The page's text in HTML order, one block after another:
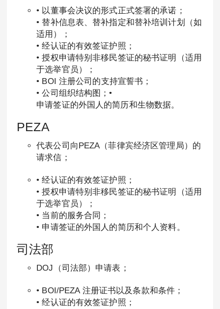
• 以董事会决议的形式正式签署的承诺；
• 替补信息表、替补指定和替补培训计划（如
适用）；
• 经认证的有效签证护照；
• 授权申请特别非移民签证的秘书证明（适用
于选举官员）；
• BOI 注册公司的支持宣誓书；
• 公司组织结构图；•
申请签证的外国人的简历和生物数据。
PEZA
代表公司向PEZA（菲律宾经济区管理局）的
请求信；
• 经认证的有效签证护照；
• 授权申请特别非移民签证的秘书证明（适用
于选举官员）；
• 当前的服务合同；
• 申请签证的外国人的简历和个人资料。
司法部
DOJ（司法部）申请表；
• BOI/PEZA 注册证书以及条款和条件；
• 经认证的有效签证护照；